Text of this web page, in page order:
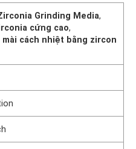
Grinding Media,
cứng cao,
mài cách nhiệt bằng zircon